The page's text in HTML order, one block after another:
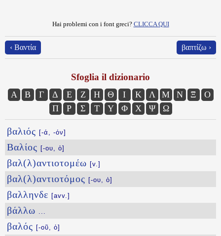
Hai problemi con i font greci? CLICCA QUI
‹ Βαντία βαπτίζω ›
Sfoglia il dizionario
Α Β Γ Δ Ε Ζ Η Θ Ι Κ Λ Μ Ν Ξ
Ο
Π
Ρ Σ Τ Υ Φ Χ Ψ Ω
βαλιός [-ά, -όν]
Βαλίος [-ου, ὁ]
βαλ(λ)αντιοτομέω [v.]
βαλ(λ)αντιοτόμος [-ου, ὁ]
βαλληνδε [avv.]
βάλλω ...
βαλός [-οῦ, ὁ]